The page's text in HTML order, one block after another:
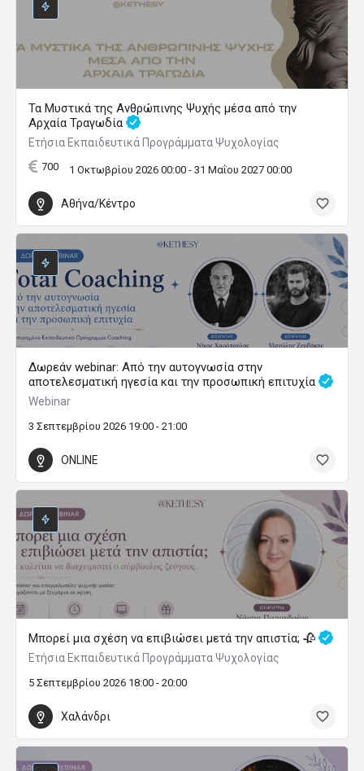
Τα Μυστικά της Ανθρώπινης Ψυχής μέσα από την
Αρχαία Τραγωδία
Ετήσια Εκπαιδευτικά Προγράμματα Ψυχολογίας
700 1 Οκτωβρίου 2026 00:00 - 31 Μαΐου 2027 00:00
Αθήνα/Κέντρο
Δωρεάν webinar: Από την αυτογνωσία στην
αποτελεσματική ηγεσία και την προσωπική επιτυχία
Webinar
3 Σεπτεμβρίου 2026 19:00 - 21:00
ONLINE
Μπορεί μια σχέση να επιβιώσει μετά την απιστία; 🥀
Ετήσια Εκπαιδευτικά Προγράμματα Ψυχολογίας
5 Σεπτεμβρίου 2026 18:00 - 20:00
Χαλάνδρι